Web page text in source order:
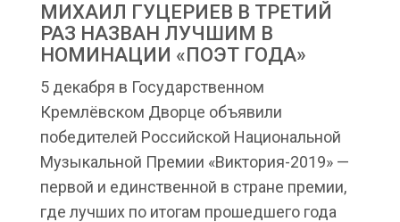
МИХАИЛ ГУЦЕРИЕВ В ТРЕТИЙ
РАЗ НАЗВАН ЛУЧШИМ В
НОМИНАЦИИ «ПОЭТ ГОДА»
5 декабря в Государственном
Кремлёвском Дворце объявили
победителей Российской Национальной
Музыкальной Премии «Виктория-2019» —
первой и единственной в стране премии,
где лучших по итогам прошедшего года